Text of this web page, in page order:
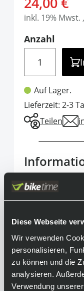
Diese Webseite
Wir verwenden
personalisieren,
zu können und die
analysieren.
Verwendung
inkl. 19%
Anzahl
Auf Lager.
Lieferzeit: 2-3
Teilen
Die Non Stop
Eigenschaften
verstellbaren
die Passform
Tag.